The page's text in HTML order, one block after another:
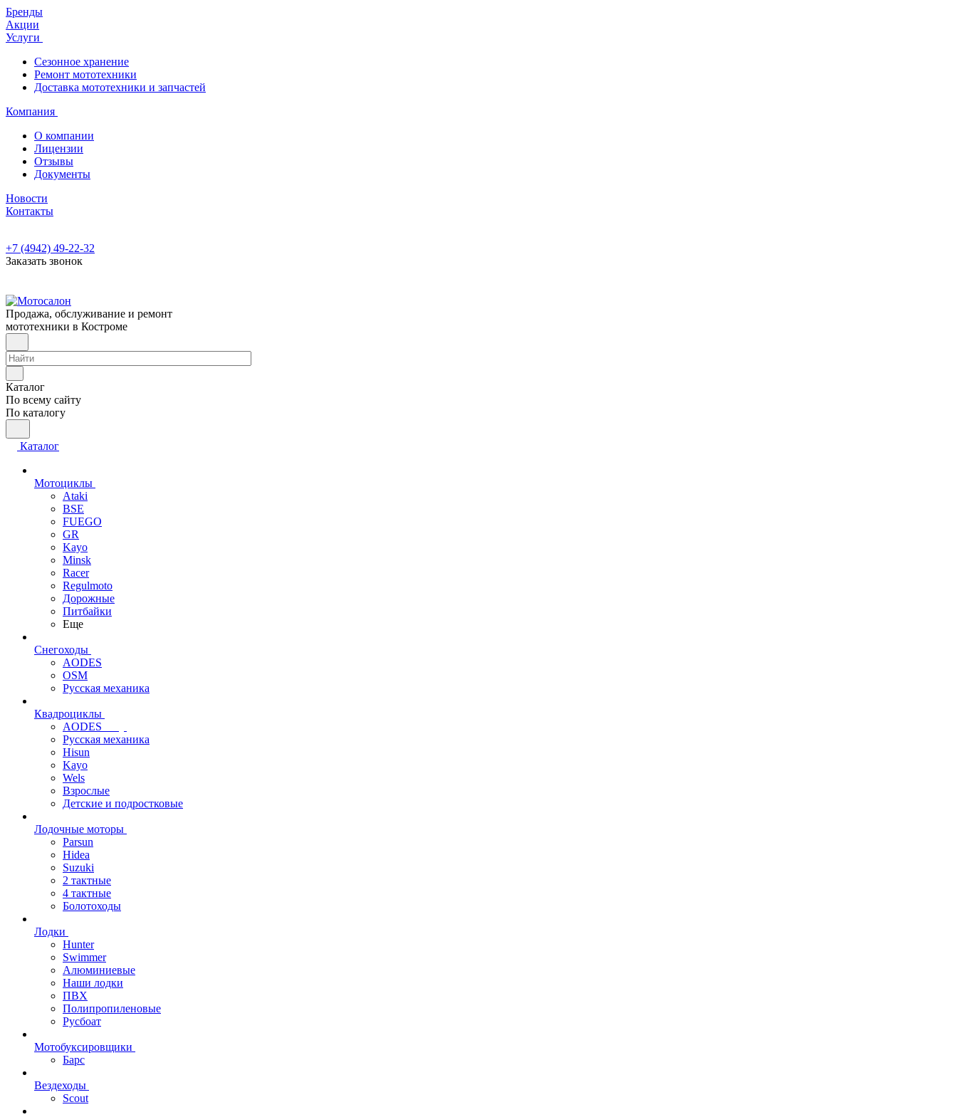
Бренды
Акции
Услуги
Сезонное хранение
Ремонт мототехники
Доставка мототехники и запчастей
Компания
О компании
Лицензии
Отзывы
Документы
Новости
Контакты
+7 (4942) 49-22-32
Заказать звонок
Продажа, обслуживание и ремонт
мототехники в Костроме
Каталог
По всему сайту
По каталогу
Каталог
Мотоциклы
Ataki
BSE
FUEGO
GR
Kayo
Minsk
Racer
Regulmoto
Дорожные
Питбайки
Еще
Снегоходы
AODES
OSM
Русская механика
Квадроциклы
AODES
Русская механика
Hisun
Kayo
Wels
Взрослые
Детские и подростковые
Лодочные моторы
Parsun
Hidea
Suzuki
2 тактные
4 тактные
Болотоходы
Лодки
Hunter
Swimmer
Алюминиевые
Наши лодки
ПВХ
Полипропиленовые
Русбоат
Мотобуксировщики
Барс
Вездеходы
Scout